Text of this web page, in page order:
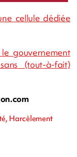
cellule dédiée
gouvernement
(tout-à-fait)
Harcèlement